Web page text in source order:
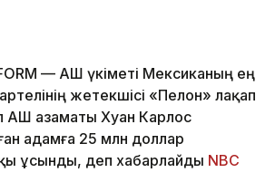
— АҚШ үкіметі Мексиканың ең
жетекшісі «Пелон» лақап
азаматы Хуан Карлос
адамға 25 млн доллар
ұсынды, деп хабарлайды NBC